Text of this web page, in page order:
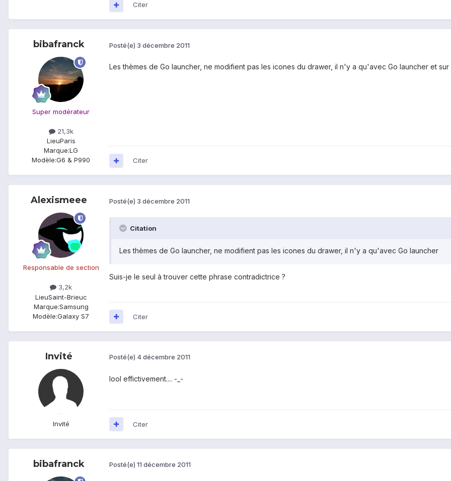
Citer
bibafranck
Super modérateur
21,3k
LieuParis
Marque:LG
Modèle:G6 & P990
Posté(e) 3 décembre 2011
Les thèmes de Go launcher, ne modifient pas les icones du drawer, il n'y a qu'avec Go launcher et sur
Citer
Alexismeee
Responsable de section
3,2k
LieuSaint-Brieuc
Marque:Samsung
Modèle:Galaxy S7
Posté(e) 3 décembre 2011
Citation
Les thèmes de Go launcher, ne modifient pas les icones du drawer, il n'y a qu'avec Go launcher
Suis-je le seul à trouver cette phrase contradictrice ?
Citer
Invité
Invité
Posté(e) 4 décembre 2011
lool effictivement.... -_-
Citer
bibafranck Posté(e) 11 décembre 2011